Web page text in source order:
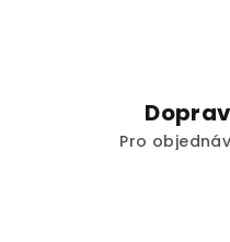
Pro